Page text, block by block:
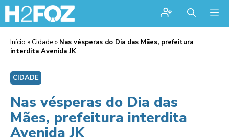
Início » Cidade » Nas vésperas do Dia das Mães, prefeitura
interdita Avenida JK
CIDADE
Nas vésperas do Dia das
Mães, prefeitura interdita
Avenida JK